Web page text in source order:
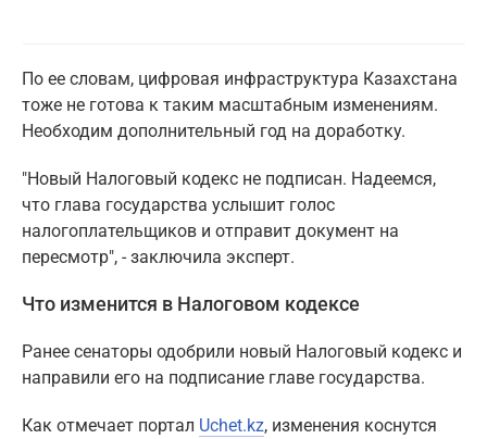
По ее словам, цифровая инфраструктура Казахстана
тоже не готова к таким масштабным изменениям.
Необходим дополнительный год на доработку.
"Новый Налоговый кодекс не подписан. Надеемся,
что глава государства услышит голос
налогоплательщиков и отправит документ на
пересмотр", - заключила эксперт.
Что изменится в Налоговом кодексе
Ранее сенаторы одобрили новый Налоговый кодекс и
направили его на подписание главе государства.
Как отмечает портал Uchet.kz, изменения коснутся